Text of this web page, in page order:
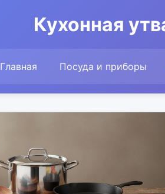
Кухонная
Главная Посуда и приборы